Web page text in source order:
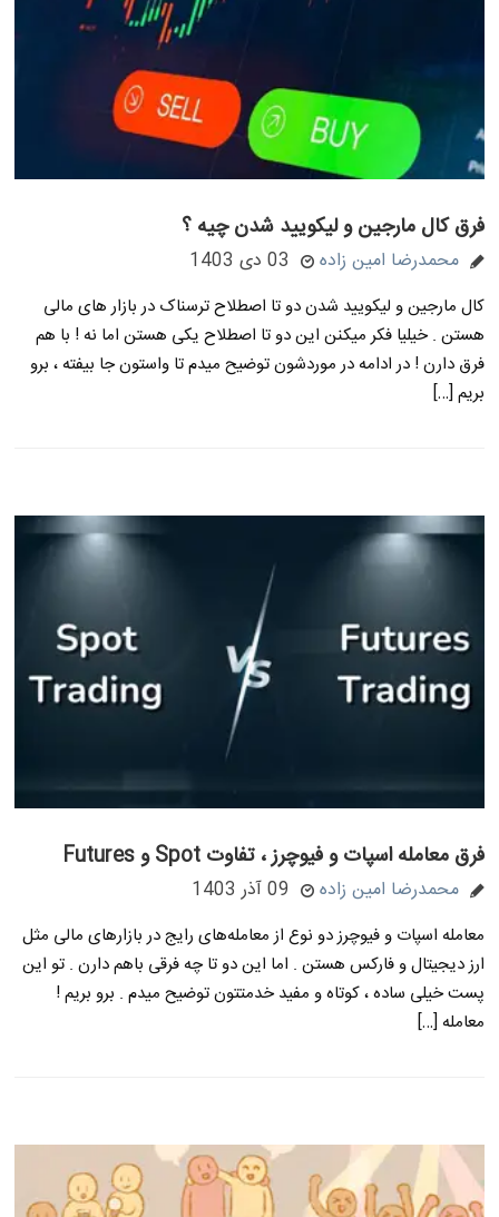
فرق کال مارجین و لیکویید شدن چیه ؟
محمدرضا امین زاده 03 دی 1403
کال مارجین و لیکویید شدن دو تا اصطلاح ترسناک در بازار های مالی
هستن . خیلیا فکر میکنن این دو تا اصطلاح یکی هستن اما نه ! با هم
فرق دارن ! در ادامه در موردشون توضیح میدم تا واستون جا بیفته ، برو
بریم […]
فرق معامله اسپات و فیوچرز ، تفاوت Spot و Futures
محمدرضا امین زاده 09 آذر 1403
معامله اسپات و فیوچرز دو نوع از معامله‌های رایج در بازارهای مالی مثل
ارز دیجیتال و فارکس هستن . اما این دو تا چه فرقی باهم دارن . تو این
پست خیلی ساده ، کوتاه و مفید خدمتتون توضیح میدم . برو بریم !
معامله […]